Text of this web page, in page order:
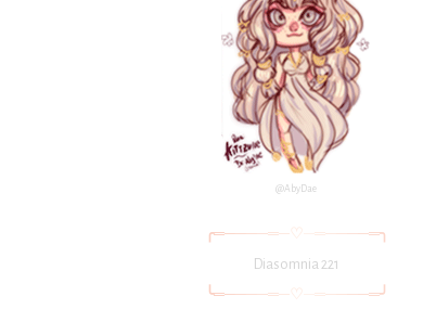
@AbyDae
╭═────═─♡ ═────═╮
Diasomnia 221
╰═────═─♡ ═────═╯